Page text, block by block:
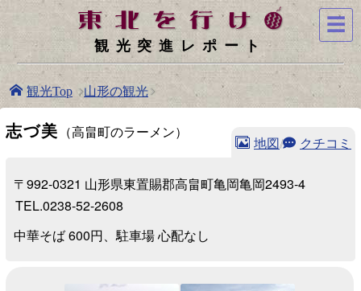
観光突進レポート
観光Top 山形の観光
志づ美 （高畠町のラーメン）
地図/ クチコミ
〒992-0321 山形県東置賜郡高畠町亀岡亀岡2493-4
TEL.0238-52-2608
中華そば 600円、駐車場 心配なし
☰